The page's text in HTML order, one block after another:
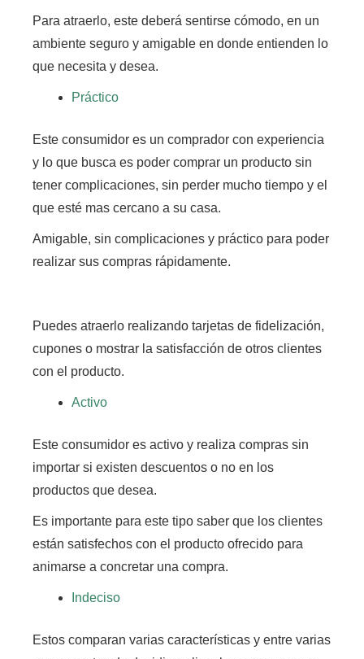
Para atraerlo, este deberá sentirse cómodo, en un
ambiente seguro y amigable en donde entienden lo
que necesita y desea.
Práctico
Este consumidor es un comprador con experiencia
y lo que busca es poder comprar un producto sin
tener complicaciones, sin perder mucho tiempo y el
que esté mas cercano a su casa.
Amigable, sin complicaciones y práctico para poder
realizar sus compras rápidamente.
Puedes atraerlo realizando tarjetas de fidelización,
cupones o mostrar la satisfacción de otros clientes
con el producto.
Activo
Este consumidor es activo y realiza compras sin
importar si existen descuentos o no en los
productos que desea.
Es importante para este tipo saber que los clientes
están satisfechos con el producto ofrecido para
animarse a concretar una compra.
Indeciso
Estos comparan varias características y entre varias